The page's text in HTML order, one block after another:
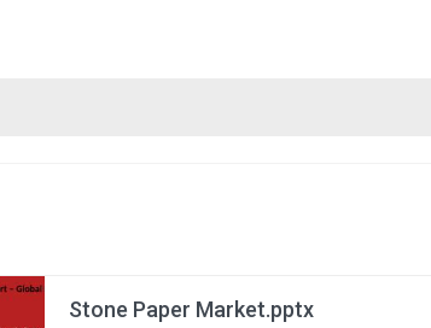
Stone Paper Market.pptx